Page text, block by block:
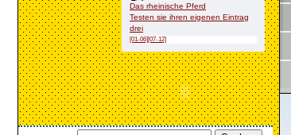
Das rheinische Pferd
Testen sie ihren eigenen Eintrag
drei
[01-06] [07-12]